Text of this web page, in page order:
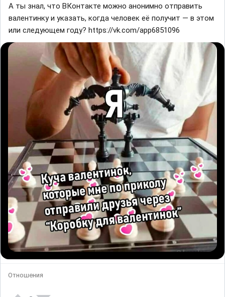
А ты знал, что ВКонтакте можно анонимно отправить
валентинку и указать, когда человек её получит — в этом
или следующем году? https://vk.com/app6851096
Отношения